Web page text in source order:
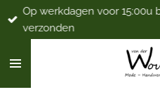
Ga
direct
de
Op werkdagen voor 15:00u
verzonden